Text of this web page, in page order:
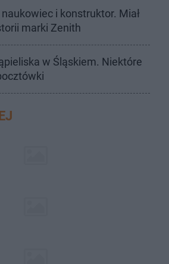
i konstruktor. Miał
marki Zenith
w Śląskiem. Niektóre